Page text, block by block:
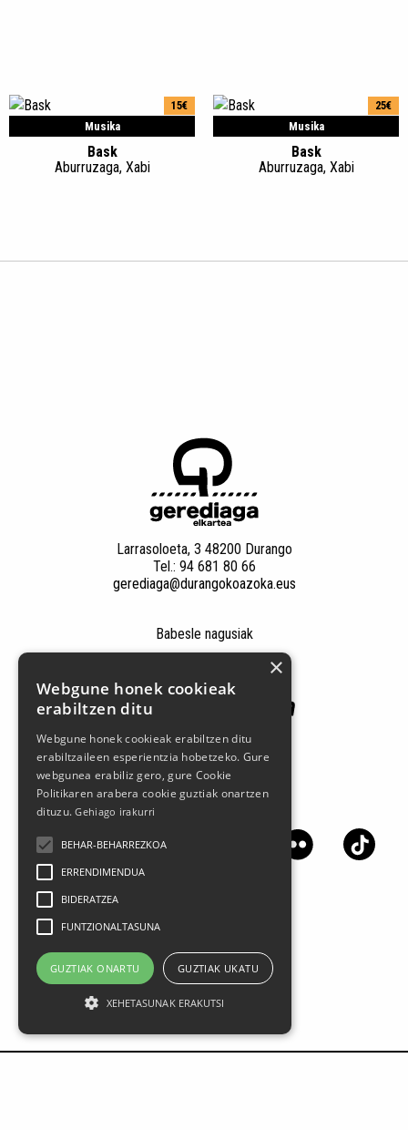
Musika
15€
Bask
Aburruzaga, Xabi
Musika
25€
Bask
Aburruzaga, Xabi
Larrasoloeta, 3 48200 Durango
Tel.: 94 681 80 66
gerediaga@durangokoazoka.eus
Babesle nagusiak
Jarrai gaitzazu sare sozialetan
×
Webgune honek cookieak
erabiltzen ditu
Webgune honek cookieak erabiltzen ditu
erabiltzaileen esperientzia hobetzeko. Gure
webgunea erabiliz gero, gure Cookie
Politikaren arabera cookie guztiak onartzen
dituzu.Gehiago irakurri
BEHAR-BEHARREZKOA
ERRENDIMENDUA
BIDERATZEA
FUNTZIONALTASUNA
GUZTIAK ONARTU GUZTIAK UKATU
XEHETASUNAK ERAKUTSI